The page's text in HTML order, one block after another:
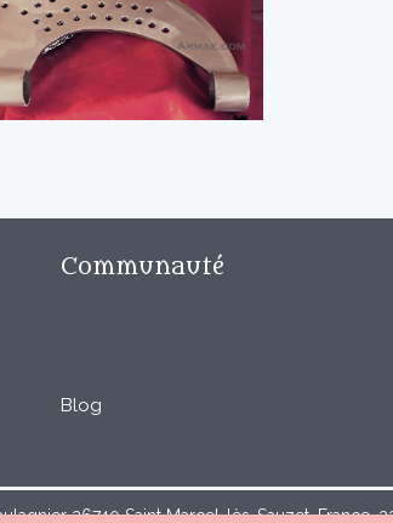
Communauté
Blog
26740 Saint Marcel-lès-Sauzet, France,